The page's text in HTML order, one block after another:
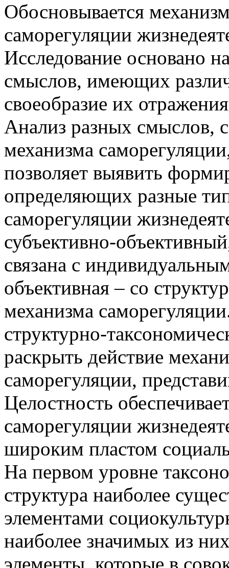
Обосновывается
саморегуляции
Исследование основано
смыслов, имеющих
своеобразие их
Анализ разных смыслов,
механизма
позволяет выявить
определяющих разные
саморегуляции
субъективно-
связана с
объективная – со
механизма
структурно-
раскрыть действие
саморегуляции,
Целостность
саморегуляции
широким пластом
На первом уровне
структура наиболее
элементами
наиболее значимых из